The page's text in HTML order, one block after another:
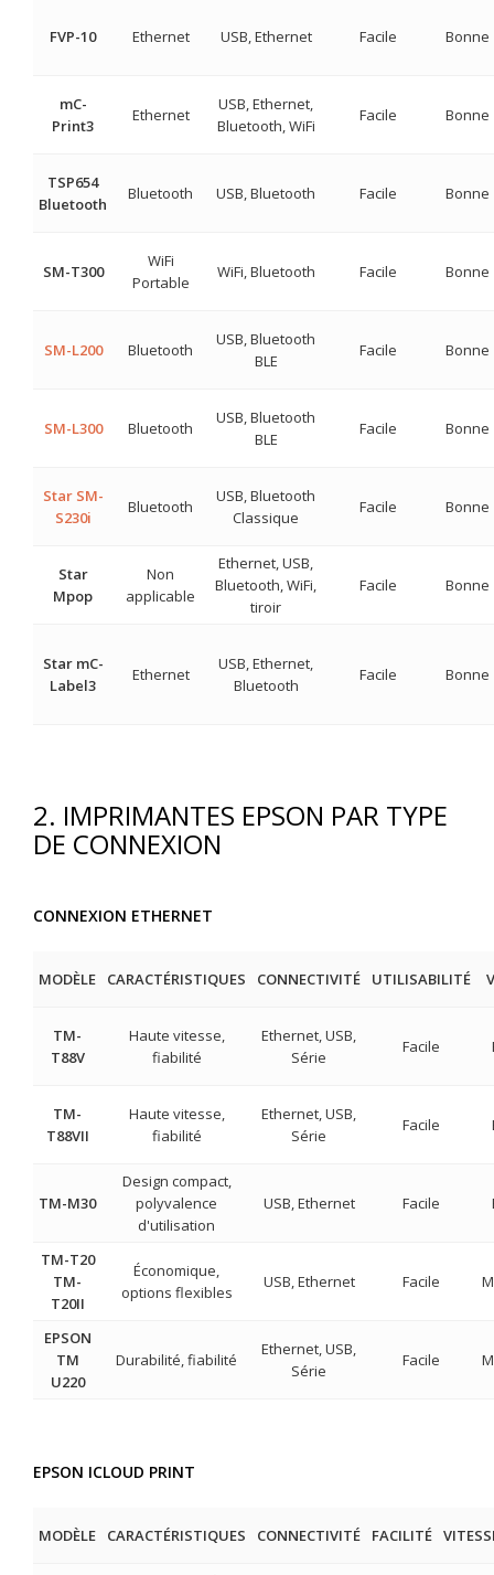
FVP-10 Ethernet USB, Ethernet Facile Bonne
mC-
Print3
Ethernet
USB, Ethernet,
Bluetooth, WiFi
Facile Bonne
TSP654
Bluetooth
Bluetooth USB, Bluetooth Facile Bonne
SM-T300
WiFi
Portable
WiFi, Bluetooth Facile Bonne
SM-L200 Bluetooth
USB, Bluetooth
BLE
Facile Bonne
SM-L300 Bluetooth
USB, Bluetooth
BLE
Facile Bonne
Star SM-
S230i
Bluetooth
USB, Bluetooth
Classique
Facile Bonne
Star
Mpop
Non
applicable
Ethernet, USB,
Bluetooth, WiFi,
tiroir
Facile Bonne
Star mC-
Label3
Ethernet
USB, Ethernet,
Bluetooth
Facile Bonne
2. IMPRIMANTES EPSON PAR TYPE
DE CONNEXION
CONNEXION ETHERNET
MODÈLE CARACTÉRISTIQUES CONNECTIVITÉ UTILISABILITÉ
TM-
T88V
Haute vitesse,
fiabilité
Ethernet, USB,
Série
Facile
TM-
T88VII
Haute vitesse,
fiabilité
Ethernet, USB,
Série
Facile
TM-M30
Design compact,
polyvalence
d'utilisation
USB, Ethernet Facile
TM-T20
TM-
T20II
Économique,
options flexibles
USB, Ethernet Facile
EPSON
TM
U220
Durabilité, fiabilité
Ethernet, USB,
Série
Facile
EPSON ICLOUD PRINT
MODÈLE CARACTÉRISTIQUES CONNECTIVITÉ FACILITÉ